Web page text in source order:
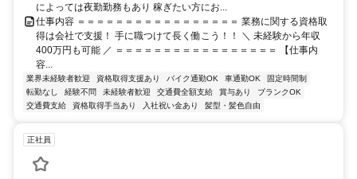
によっては夜勤勤務もあり 稼ぎたい方にお...
仕事内容 ＝＝＝＝＝＝＝＝＝＝＝＝＝＝＝＝＝ 業務に関する資格取
得は会社で支援！ 手に職つけて長く働こう！！ ＼ 未経験から年収
400万円も可能 ／ ＝＝＝＝＝＝＝＝＝＝＝＝＝＝＝＝＝ 【仕事内
容...
業界未経験者歓迎 資格取得支援あり バイク通勤OK 車通勤OK
固定時間制
転勤なし
経験不問 未経験者歓迎 交通費全額支給 賞与あり
ブランクOK
交通費支給
資格取得手当あり 入社祝い金あり 髪型・髪色自由
正社員